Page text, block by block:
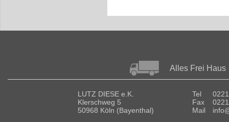
Alles Frei Haus
LUTZ DIESE e.K.
Klerschweg 5
50968 Köln (Bayenthal)
Tel
Fax
Mail